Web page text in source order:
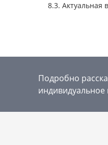
8.3. Актуальная
Подробно